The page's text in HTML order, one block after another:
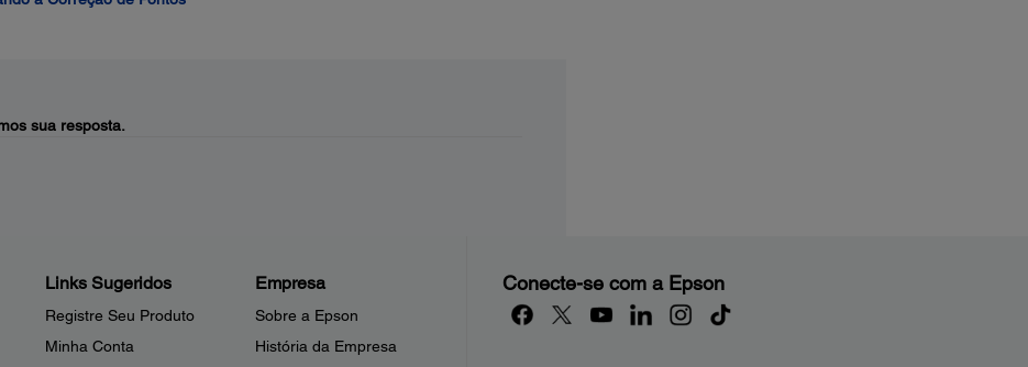
sua resposta.
Links Sugeridos
Registre Seu Produto
Minha Conta
Empresa
Sobre a Epson
História da Empresa
Conecte-se com a Epson